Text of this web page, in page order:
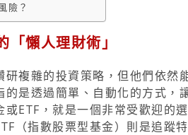
險？
懶人理財術」
複雜的投資策略，但他們依然
是透過簡單、自動化的方式，
ETF，就是一個非常受歡迎的
（指數股票型基金）則是追蹤